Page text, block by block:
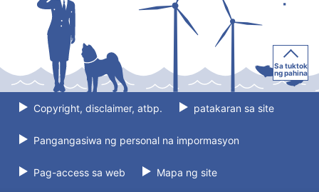
Copyright, disclaimer, atbp. patakaran sa site
Pangangasiwa ng personal na impormasyon
Pag-access sa web Mapa ng site
Sa tuktok
ng pahina